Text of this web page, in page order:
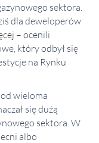
sektora.
dla deweloperów
– ocenili
który odbył się
na Rynku
wieloma
się dużą
sektora. W
albo